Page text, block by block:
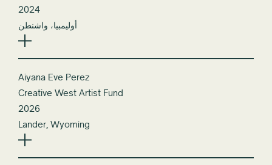
2024
أوليمبيا، واشنطن
Aiyana Eve Perez
Creative West Artist Fund
2026
Lander, Wyoming